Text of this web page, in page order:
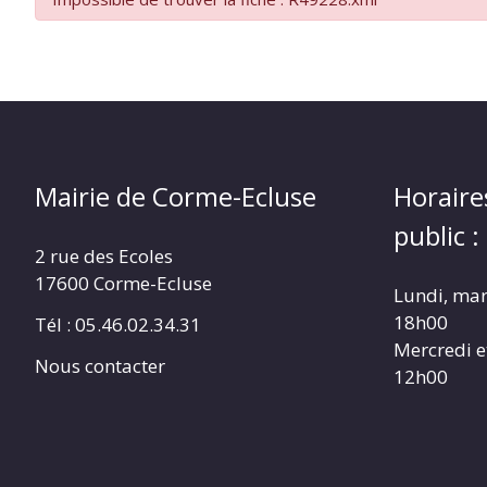
Mairie de Corme-Ecluse
2 rue des Ecoles
17600 Corme-Ecluse
Tél : 05.46.02.34.31
Nous contacter
public :
Lundi,
18h00
Mercredi
12h00